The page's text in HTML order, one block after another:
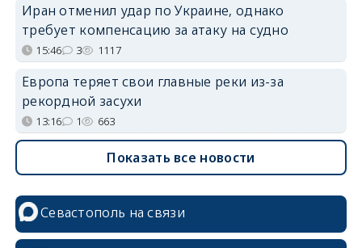
Иран отменил удар по Украине, однако
требует компенсацию за атаку на судно
15:46 3 1117
Европа теряет свои главные реки из-за
рекордной засухи
13:16 1 663
Показать все новости
Севастополь на связи